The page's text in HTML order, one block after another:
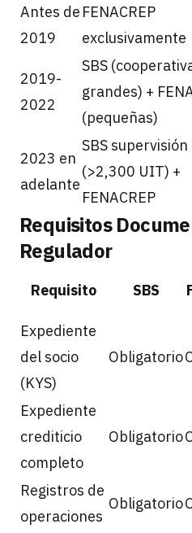
Antes de
2019
FENACREP
exclusivamente
2019-
2022
SBS
grandes) +
(pequeñas)
2023 en
adelante
SBS
(>2,300 UIT) +
FENACREP
Requisitos
Regulador
Requisito SBS
Expediente
del socio
(KYS)
Obligatorio
Expediente
crediticio
completo
Obligatorio
Registros de
operaciones
Obligatorio